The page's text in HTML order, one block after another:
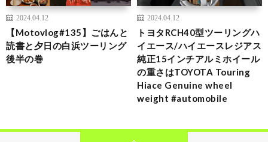
2024.04.12
【Motovlog#135】ごはんと
読書と夕日の白浜ツーリング
後半の巻
2024.04.12
トヨタRCH40型ツーリングハ
イエース/ハイエースレジアス
純正15インチアルミホイール
の重さはTOYOTA Touring
Hiace Genuine wheel
weight #automobile